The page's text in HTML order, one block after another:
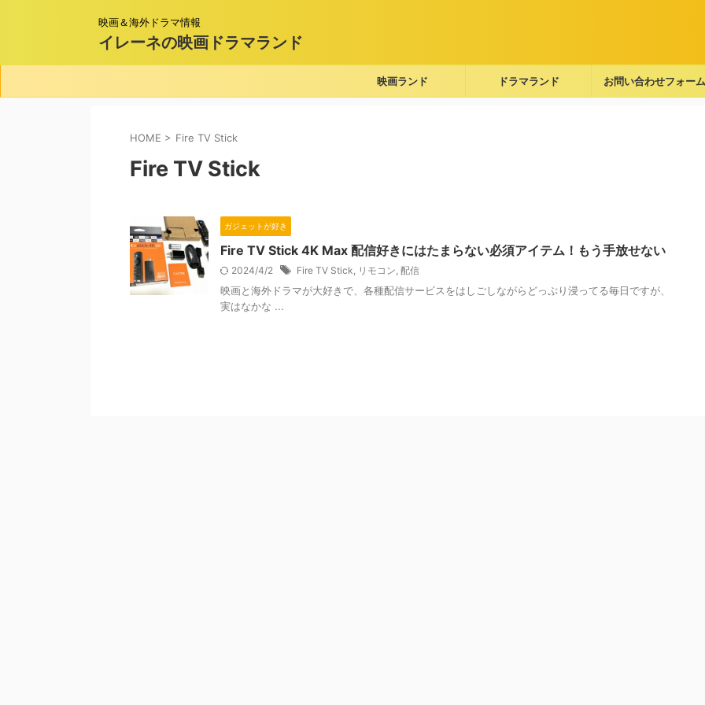
映画＆海外ドラマ情報
イレーネの映画ドラマランド
映画ランド ドラマランド お問い合わせフォーム
HOME > Fire TV Stick
Fire TV Stick
ガジェットが好き
Fire TV Stick 4K Max 配信好きにはたまらない必須アイテム！もう手放せない
2024/4/2 Fire TV Stick, リモコン, 配信
映画と海外ドラマが大好きで、各種配信サービスをはしごしながらどっぷり浸ってる毎日ですが、
実はなかな ...